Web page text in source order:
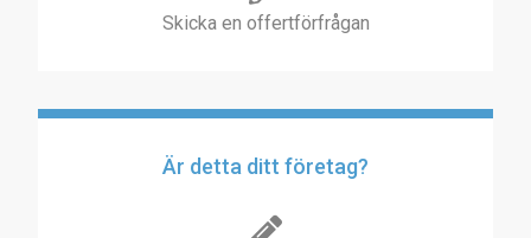
Skicka en offertförfrågan
Är detta ditt företag?